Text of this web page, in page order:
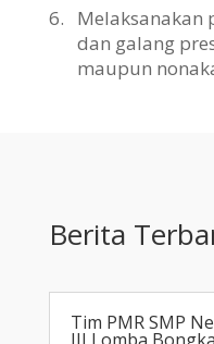
6.
Melaksanakan
dan galang
maupun
Berita
Tim PMR SMP